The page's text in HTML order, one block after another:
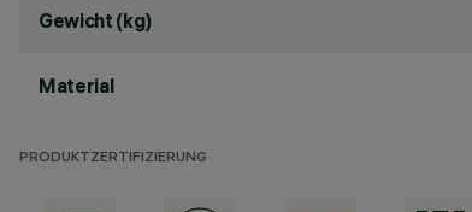
Gewicht (kg)
Material
PRODUKTZERTIFIZIERUNG